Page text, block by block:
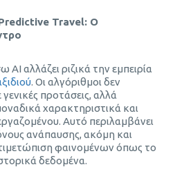
Travel: Ο
αλλάζει ριζικά την εμπειρία
. Οι αλγόριθμοι δεν
προτάσεις, αλλά
χαρακτηριστικά και
Αυτό περιλαμβάνει
ανάπαυσης, ακόμη και
φαινομένων όπως το
δεδομένα.